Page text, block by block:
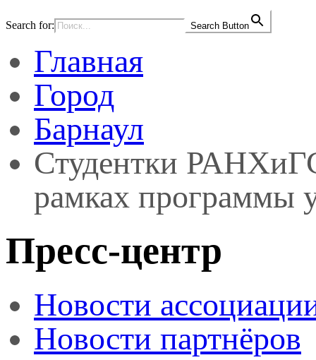
Search for: Search Button
Главная
Город
Барнаул
Студентки
рамках программы
Пресс-центр
Новости
Новости партнёров